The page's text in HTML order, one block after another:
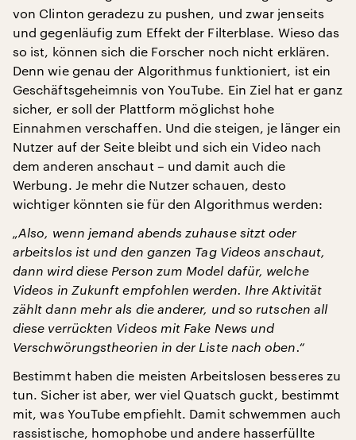
von Clinton geradezu zu pushen, und zwar jenseits
und gegenläufig zum Effekt der Filterblase. Wieso das
so ist, können sich die Forscher noch nicht erklären.
Denn wie genau der Algorithmus funktioniert, ist ein
Geschäftsgeheimnis von YouTube. Ein Ziel hat er ganz
sicher, er soll der Plattform möglichst hohe
Einnahmen verschaffen. Und die steigen, je länger ein
Nutzer auf der Seite bleibt und sich ein Video nach
dem anderen anschaut – und damit auch die
Werbung. Je mehr die Nutzer schauen, desto
wichtiger könnten sie für den Algorithmus werden:
„Also, wenn jemand abends zuhause sitzt oder
arbeitslos ist und den ganzen Tag Videos anschaut,
dann wird diese Person zum Model dafür, welche
Videos in Zukunft empfohlen werden. Ihre Aktivität
zählt dann mehr als die anderer, und so rutschen all
diese verrückten Videos mit Fake News und
Verschwörungstheorien in der Liste nach oben.“
Bestimmt haben die meisten Arbeitslosen besseres zu
tun. Sicher ist aber, wer viel Quatsch guckt, bestimmt
mit, was YouTube empfiehlt. Damit schwemmen auch
rassistische, homophobe und andere hasserfüllte